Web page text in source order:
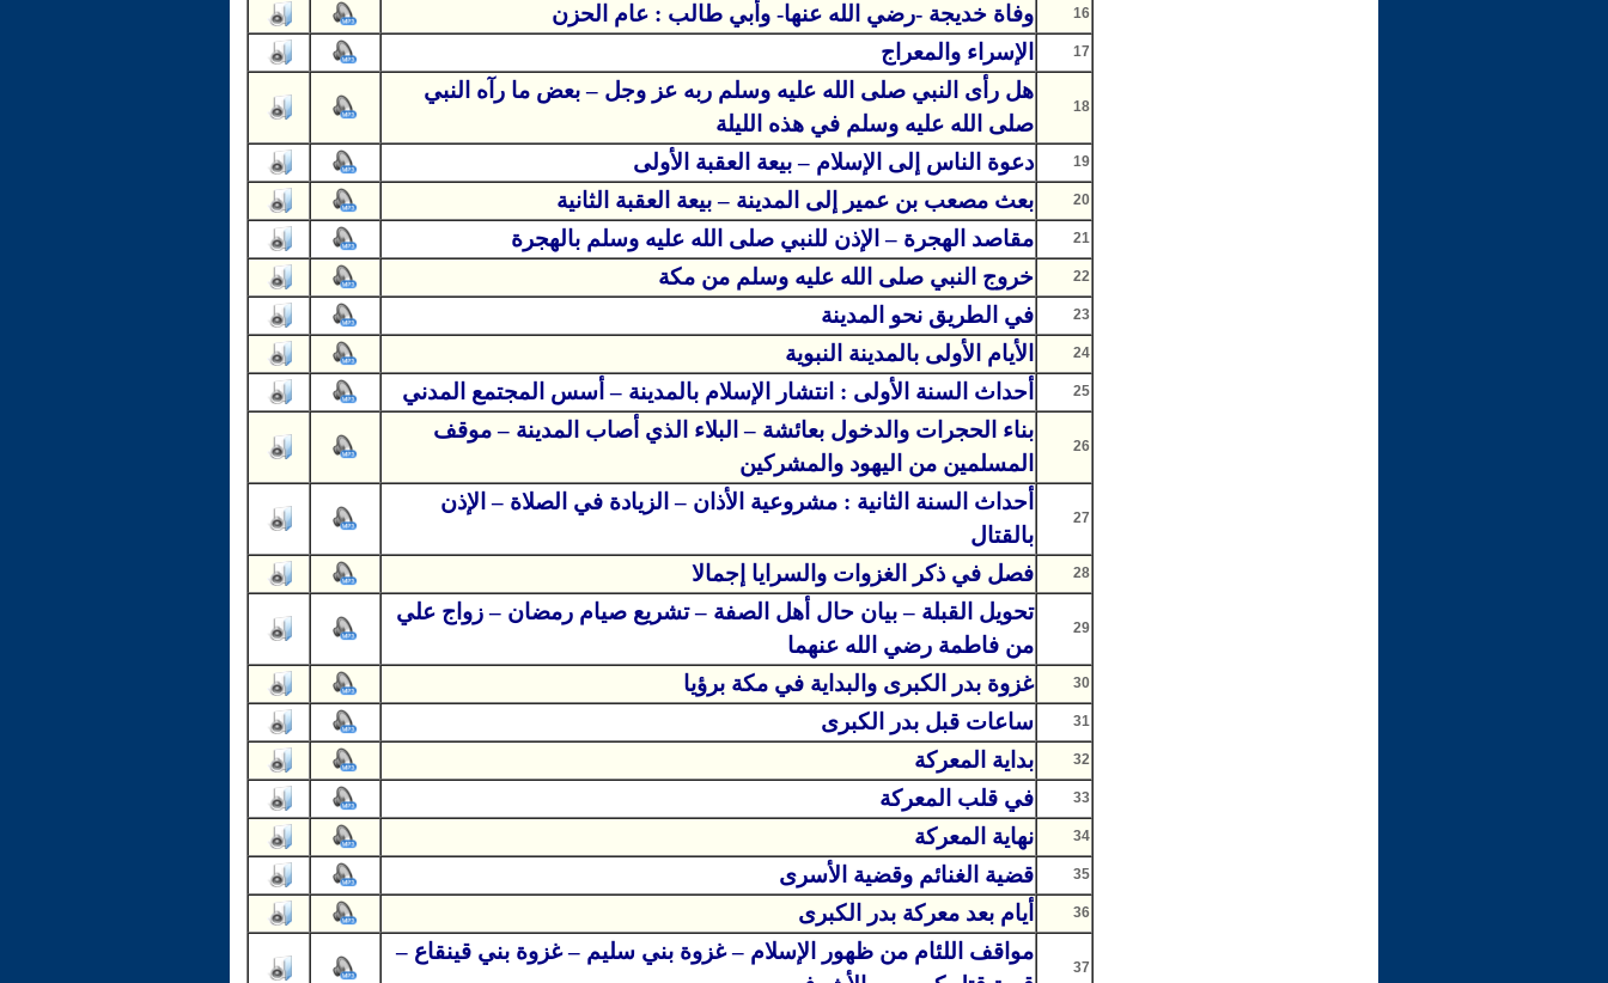
16 وفاة خديجة -رضي الله عنها- وأبي طالب : عام الحزن
17 الإسراء والمعراج
18
هل رأى النبي صلى الله عليه وسلم ربه عز وجل – بعض ما رآه النبي
صلى الله عليه وسلم في هذه الليلة
19 دعوة الناس إلى الإسلام – بيعة العقبة الأولى
20 بعث مصعب بن عمير إلى المدينة – بيعة العقبة الثانية
21 مقاصد الهجرة – الإذن للنبي صلى الله عليه وسلم بالهجرة
22 خروج النبي صلى الله عليه وسلم من مكة
23 في الطريق نحو المدينة
24 الأيام الأولى بالمدينة النبوية
25 أحداث السنة الأولى : انتشار الإسلام بالمدينة – أسس المجتمع المدني
26
بناء الحجرات والدخول بعائشة – البلاء الذي أصاب المدينة – موقف
المسلمين من اليهود والمشركين
27
أحداث السنة الثانية : مشروعية الأذان – الزيادة في الصلاة – الإذن
بالقتال
28 فصل في ذكر الغزوات والسرايا إجمالا
29
تحويل القبلة – بيان حال أهل الصفة – تشريع صيام رمضان – زواج علي
من فاطمة رضي الله عنهما
30 غزوة بدر الكبرى والبداية في مكة برؤيا
31 ساعات قبل بدر الكبرى
32 بداية المعركة
33 في قلب المعركة
34 نهاية المعركة
35 قضية الغنائم وقضية الأسرى
36 أيام بعد معركة بدر الكبرى
37
مواقف اللئام من ظهور الإسلام – غزوة بني سليم – غزوة بني قينقاع –